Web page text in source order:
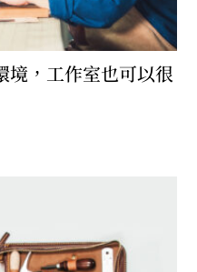
境，工作室也可以很